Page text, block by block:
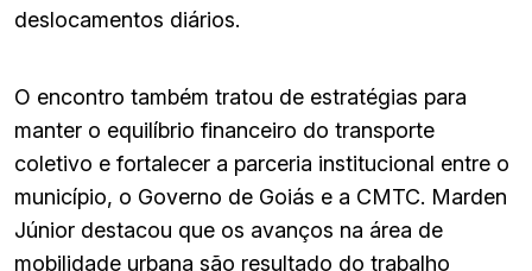
deslocamentos diários.
O encontro também tratou de estratégias para
manter o equilíbrio financeiro do transporte
coletivo e fortalecer a parceria institucional entre o
município, o Governo de Goiás e a CMTC. Marden
Júnior destacou que os avanços na área de
mobilidade urbana são resultado do trabalho